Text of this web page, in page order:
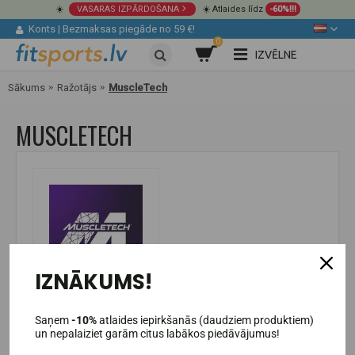
☀️ VASARAS IZPĀRDOŠANA ☀️ Atlaides līdz -60%!!!
Konts | Bezmaksas piegāde no 59 €!
0
IZVĒLNE
Sākums Ražotājs MuscleTech
MUSCLETECH
IZNĀKUMS!
Saņem-10%atlaides iepirkšanās (daudziem produktiem)
un nepalaiziet garām citus labākos piedāvājumus!